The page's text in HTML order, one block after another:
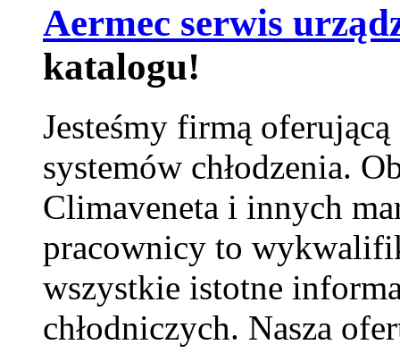
Aermec serwis
katalogu!
Jesteśmy firmą
systemów chłodzenia.
Climaveneta i innych
pracownicy to
wszystkie istotne
chłodniczych. Nasza